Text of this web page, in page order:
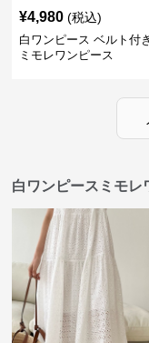
¥4,980 (税込)
白ワンピース ベルト付
ミモレワンピース
白ワンピースミモレ